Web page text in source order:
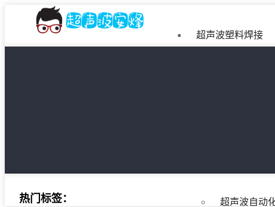
超声波塑料焊接
超声波自动
热门标签：